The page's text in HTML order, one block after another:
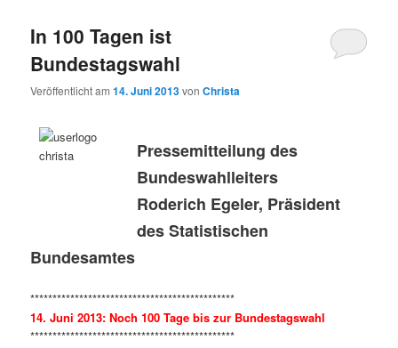
In 100 Tagen ist
Bundestagswahl
Veröffentlicht am14. Juni 2013vonChrista
Pressemitteilung des
Bundeswahlleiters
Roderich Egeler, Präsident
des Statistischen
Bundesamtes
**********************************************
14. Juni 2013: Noch 100 Tage bis zur Bundestagswahl
**********************************************